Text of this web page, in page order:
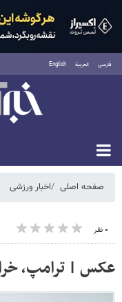
فارسی العربية English
شنبه ۱۷ مرداد ۱۴۰۵
صفحه اصلی اخبار ورزشی
۰ نفر
عکس | ترامپ،